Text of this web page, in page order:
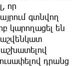
որ
գտնվող
կարողացել են
դրանց